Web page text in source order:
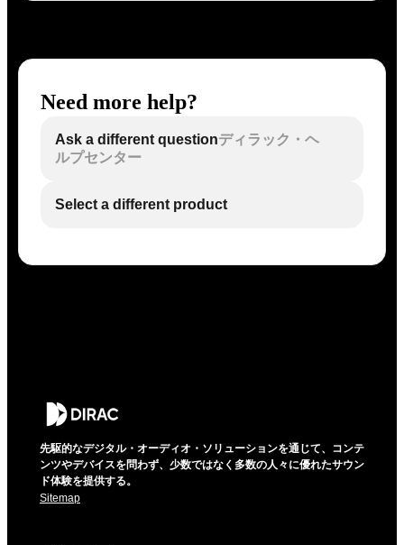
Need more help?
Ask a different questionディラック・ヘ
ルプセンター
Select a different product
先駆的なデジタル・オーディオ・ソリューションを通じて、コンテ
ンツやデバイスを問わず、少数ではなく多数の人々に優れたサウン
ド体験を提供する。
Sitemap